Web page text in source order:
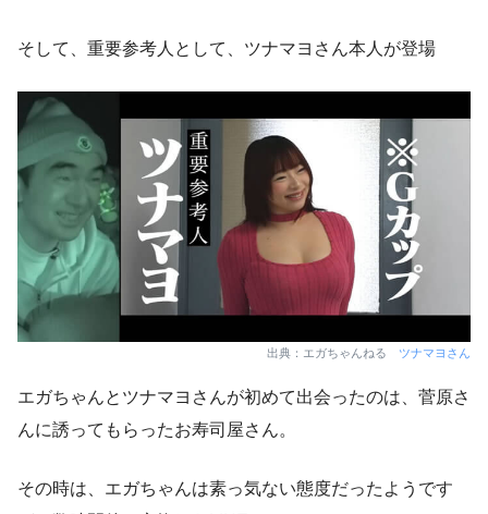
そして、重要参考人として、ツナマヨさん本人が登場
出典：エガちゃんねる ツナマヨさん
エガちゃんとツナマヨさんが初めて出会ったのは、菅原さ
んに誘ってもらったお寿司屋さん。
その時は、エガちゃんは素っ気ない態度だったようです